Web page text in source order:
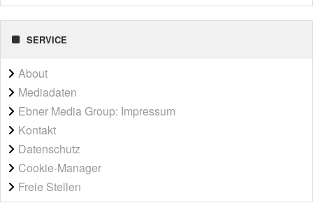
SERVICE
About
Mediadaten
Ebner Media Group: Impressum
Kontakt
Datenschutz
Cookie-Manager
Freie Stellen